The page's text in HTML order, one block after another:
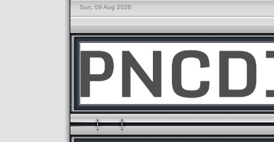
Sun, 09 Aug 2026